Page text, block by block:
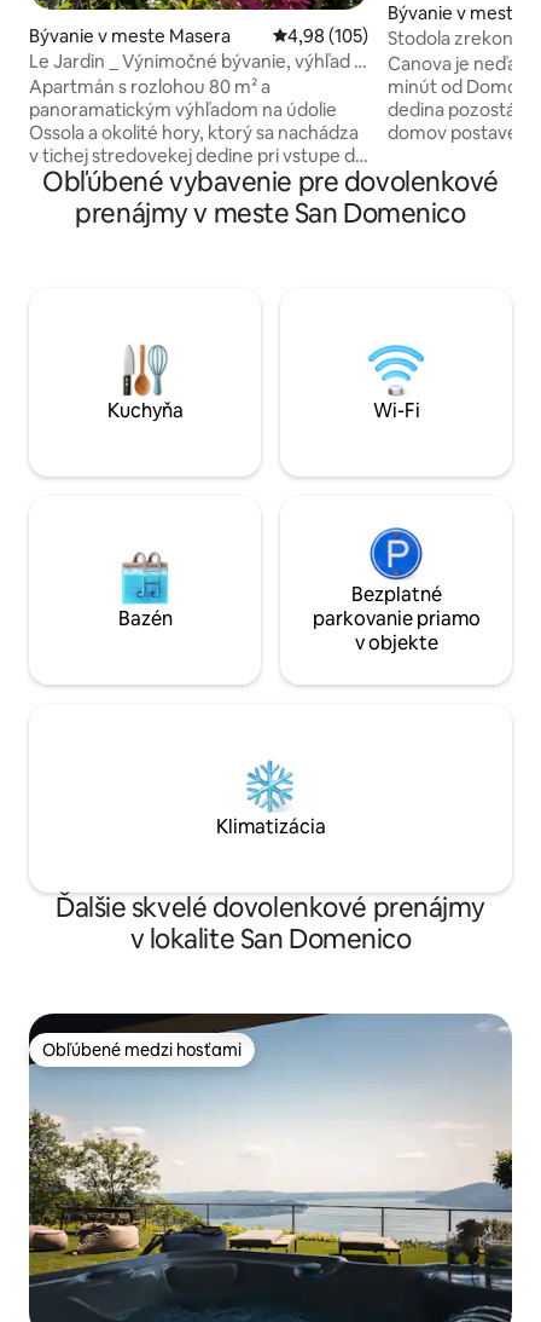
Bývanie v meste Masera Priemerné ohodnotenie 4,98 z
4,98 (105)
Le Jardin _ Výnimočné bývanie, výhľad a
terasa
Apartmán s rozlohou 80 m² a
panoramatickým výhľadom na údolie
Ossola a okolité hory, ktorý sa nachádza
v tichej stredovekej dedine pri vstupe do
Val Vigezzo. Ideálny na výlet do prírody,
turistiku a relax v horách. Apartmán,
ktorý sa nachádza v krásne
Ideálny na: • horskú turistiku • pobyty v
prírode / pomalé cestovanie • prácu na
diaľku v tichom prostredí
Bývanie v meste
sola
Stodola
storočia
Canova je
minút od
dedina
domov
Ubytovanie je
stajňa vo veku
používa na výmenu
Maggiore.
Domodossola vo
letisko Malpensa
Obľúbené vybavenie pre dovolenkové
prenájmy v meste San Domenico
Kuchyňa Wi-Fi
Bazén
Bezplatné
parkovanie priamo
v objekte
Klimatizácia
Ďalšie skvelé dovolenkové prenájmy
v lokalite San Domenico
Obľúbené medzi hosťami
Obľúbené medzi hosťami